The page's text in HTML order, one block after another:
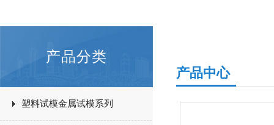
产品分类
塑料试模金属试模系列
产品中心